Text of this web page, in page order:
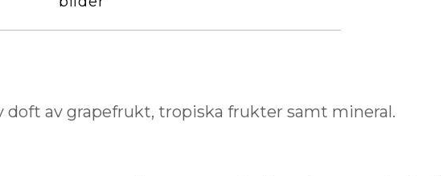
doft av grapefrukt, tropiska frukter samt mineral.